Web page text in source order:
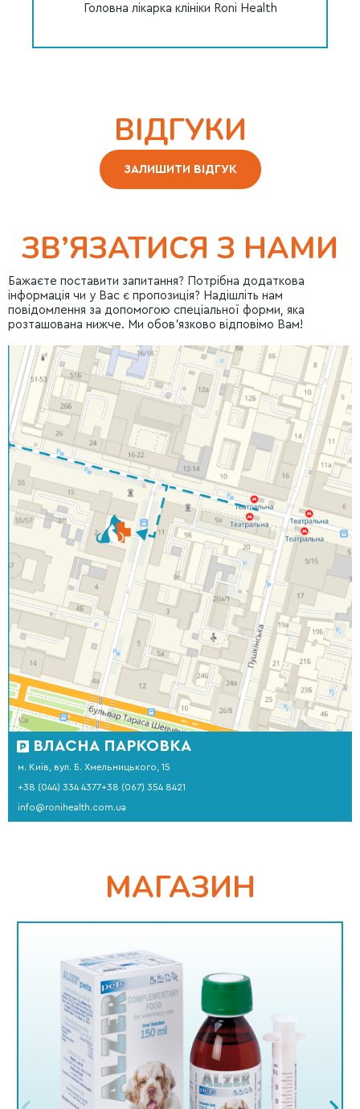
Головна лікарка клініки Roni Health
ВІДГУКИ
ЗАЛИШИТИ ВІДГУК
ЗВ’ЯЗАТИСЯ З НАМИ
Бажаєте поставити запитання? Потрібна додаткова
інформація чи у Вас є пропозиція? Надішліть нам
повідомлення за допомогою спеціальної форми, яка
розташована нижче. Ми обов’язково відповімо Вам!
ВЛАСНА ПАРКОВКА
м. Київ, вул. Б. Хмельницького, 15
+38 (044) 334 4377+38 (067) 354 8421
info@ronihealth.com.ua
МАГАЗИН